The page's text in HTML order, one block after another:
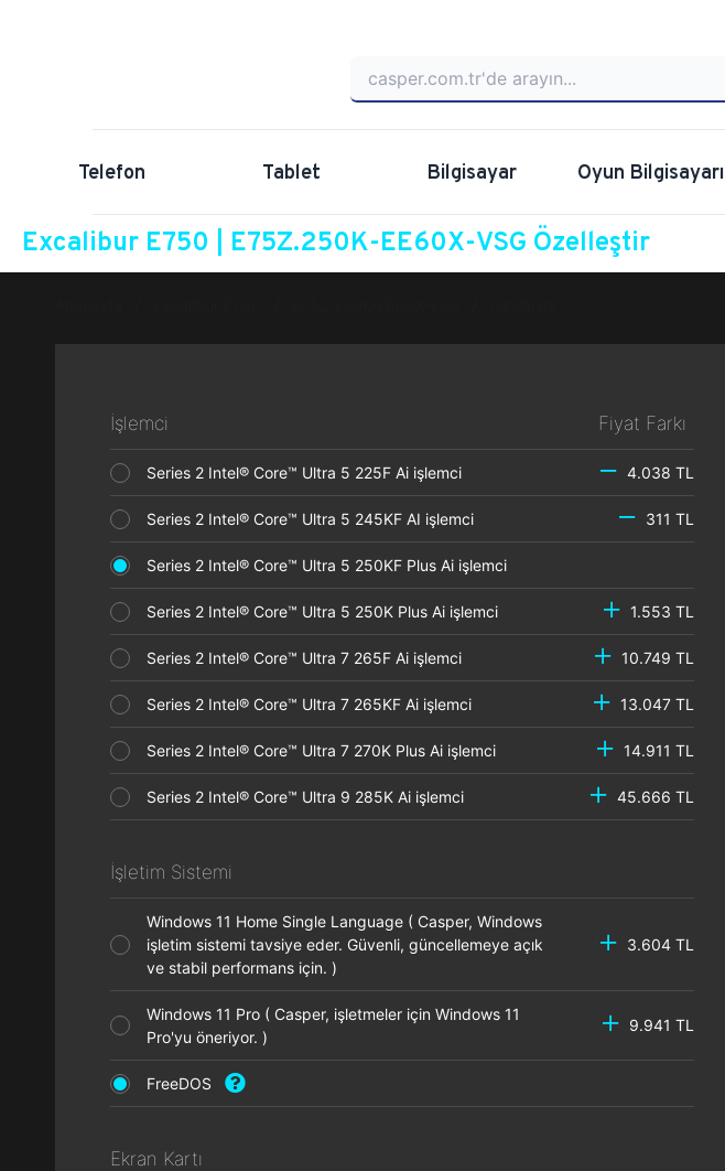
Telefon Tablet Bilgisayar Oyun Bilgisayarı
Excalibur E750 | E75Z.250K-EE60X-VSG Özelleştir
İşlemci Fiyat Farkı
Series 2 Intel® Core™ Ultra 5 225F Ai işlemci 4.038 TL
Series 2 Intel® Core™ Ultra 5 245KF AI işlemci 311 TL
Series 2 Intel® Core™ Ultra 5 250KF Plus Ai işlemci
Series 2 Intel® Core™ Ultra 5 250K Plus Ai işlemci 1.553 TL
Series 2 Intel® Core™ Ultra 7 265F Ai işlemci 10.749 TL
Series 2 Intel® Core™ Ultra 7 265KF Ai işlemci 13.047 TL
Series 2 Intel® Core™ Ultra 7 270K Plus Ai işlemci 14.911 TL
Series 2 Intel® Core™ Ultra 9 285K Ai işlemci 45.666 TL
İşletim Sistemi
Windows 11 Home Single Language ( Casper, Windows
işletim sistemi tavsiye eder. Güvenli, güncellemeye açık
ve stabil performans için. )
3.604 TL
Windows 11 Pro ( Casper, işletmeler için Windows 11
Pro'yu öneriyor. )
9.941 TL
FreeDOS
Ekran Kartı